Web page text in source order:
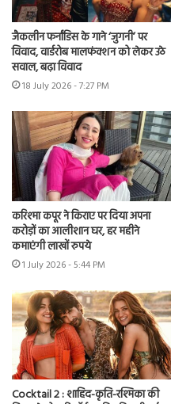
जैकलीन फर्नांडिस के गाने ‘जुगनी’ पर
विवाद, वार्डरोब मालफंक्शन को लेकर उठे
सवाल, बढ़ा विवाद
18 July 2026 - 7:27 PM
करिश्मा कपूर ने किराए पर दिया अपना
करोड़ों का आलीशान घर, हर महीने
कमाएंगी लाखों रुपये
1 July 2026 - 5:44 PM
Cocktail 2 : शाहिद-कृति-रश्मिका की